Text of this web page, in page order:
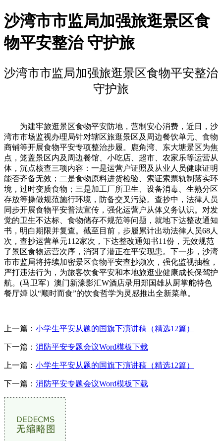
沙湾市市监局加强旅逛景区食
物平安整治 守护旅
沙湾市市监局加强旅逛景区食物平安整治
守护旅
为建牢旅逛景区食物平安防地，营制安心消费，近日，沙
湾市市场监视办理局针对辖区旅逛景区及周边餐饮单元、食物
商铺等开展食物平安专项整治步履。鹿角湾、东大塘景区为焦
点，笼盖景区内及周边餐馆、小吃店、超市、农家乐等运营从
体，沉点核查三项内容：一是运营户证照及从业人员健康证明
能否齐备无效；二是食物原料进货检验、索证索票轨制落实环
境，过时变质食物；三是加工厂所卫生、设备消毒、生熟分区
存放等操做规范施行环境，防备交叉污染。查抄中，法律人员
同步开展食物平安普法宣传，强化运营户从体义务认识。对发
觉的卫生不达标、食物储存不规范等问题，就地下达整改通知
书，明白期限并复查。截至目前，步履累计出动法律人员68人
次，查抄运营单元112家次，下达整改通知书11份，无效规范
了景区食物运营次序，消弭了潜正在平安现患。下一步，沙湾
市市监局将持续加密景区食物平安查抄频次，强化监视抽检，
严打违法行为，为旅客饮食平安和本地旅逛业健康成长保驾护
航。(马卫军）澳门新濠影汇W酒店录用郑国雄从厨掌舵特色
餐厅嬅 以“顺时而食”的饮食哲学为灵感推出全新菜单。
上一篇： 小学生平安从题的国旗下演讲稿（精选12篇）
下一篇： 消防平安专题会议Word模板下载
上一篇： 小学生平安从题的国旗下演讲稿（精选12篇）
下一篇： 消防平安专题会议Word模板下载